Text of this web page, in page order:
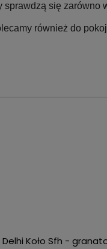
się zarówno
również do